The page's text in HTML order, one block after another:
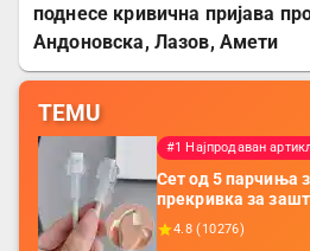
поднесе кривична пријава
Андоновска, Лазов, Амети
TEMU
#1 Најпродаван
Сет од 5 парчиња
прекривка за
додатоци за
батерија, за
4.8 (10276)